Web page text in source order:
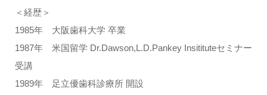
＜経歴＞
1985年 大阪歯科大学 卒業
1987年 米国留学 Dr.Dawson,L.D.Pankey Insitituteセミナー
受講
1989年 足立優歯科診療所 開設